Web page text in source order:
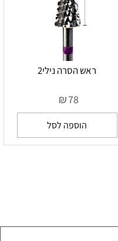
ראש הסרה נילי2
₪78
הוספה לסל